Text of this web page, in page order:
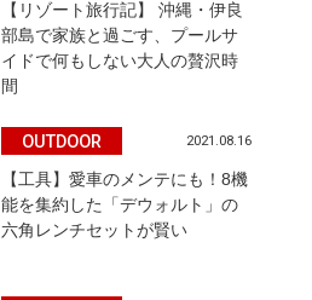
【リゾート旅行記】 沖縄・伊良
部島で家族と過ごす、プールサ
イドで何もしない大人の贅沢時
間
OUTDOOR 2021.08.16
【工具】愛車のメンテにも！8機
能を集約した「デウォルト」の
六角レンチセットが賢い